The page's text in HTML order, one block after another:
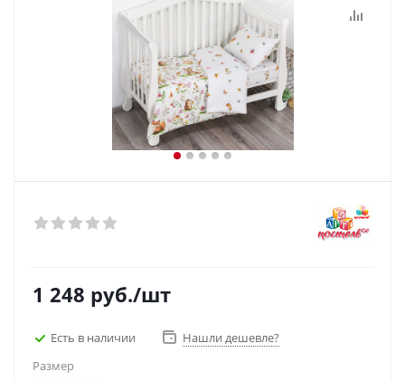
1 248 руб./шт
Есть в наличии
Нашли дешевле?
Размер